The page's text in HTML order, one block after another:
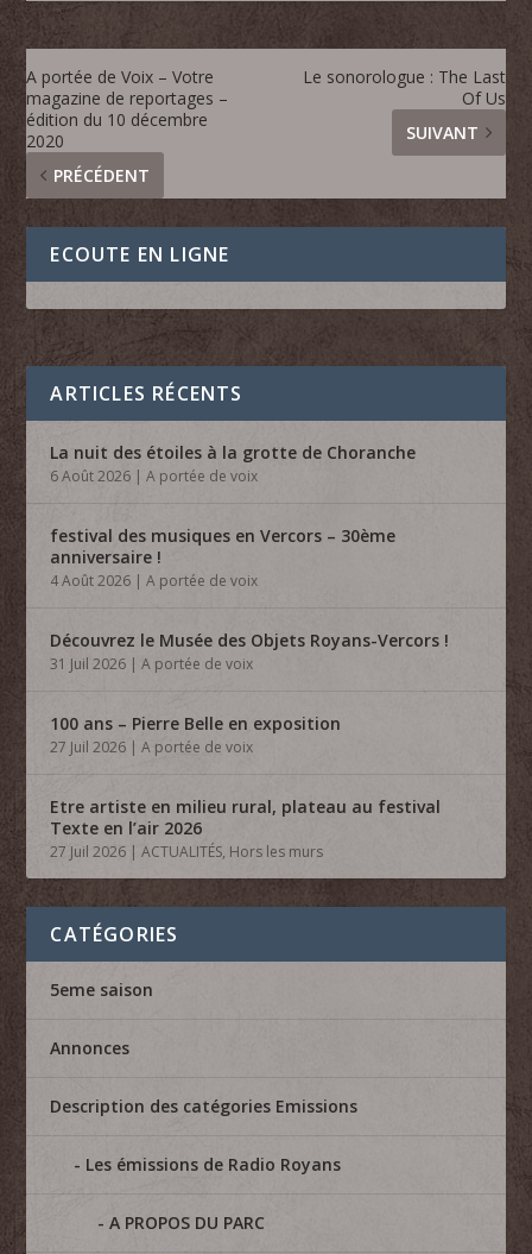
A portée de Voix – Votre
magazine de reportages –
édition du 10 décembre
2020
PRÉCÉDENT
Le sonorologue : The Last
Of Us
SUIVANT
ECOUTE EN LIGNE
ARTICLES RÉCENTS
La nuit des étoiles à la grotte de Choranche
6 Août 2026 |A portée de voix
festival des musiques en Vercors – 30ème
anniversaire !
4 Août 2026 |A portée de voix
Découvrez le Musée des Objets Royans-Vercors !
31 Juil 2026 |A portée de voix
100 ans – Pierre Belle en exposition
27 Juil 2026 |A portée de voix
Etre artiste en milieu rural, plateau au festival
Texte en l’air 2026
27 Juil 2026 |ACTUALITÉS, Hors les murs
CATÉGORIES
5eme saison
Annonces
Description des catégories Emissions
Les émissions de Radio Royans
A PROPOS DU PARC